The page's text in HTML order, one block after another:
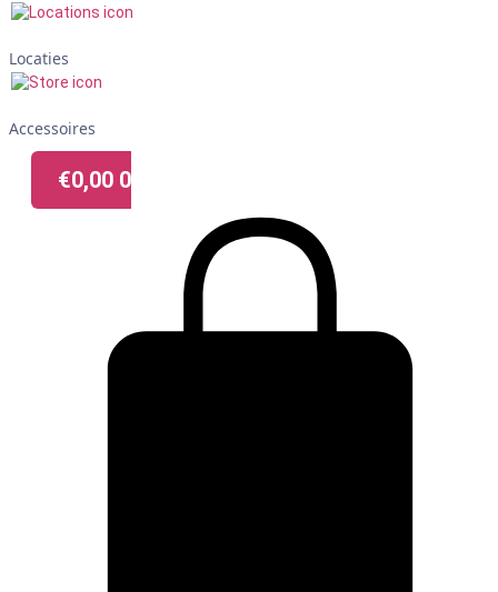
Locaties
Accessoires
€0,00 0